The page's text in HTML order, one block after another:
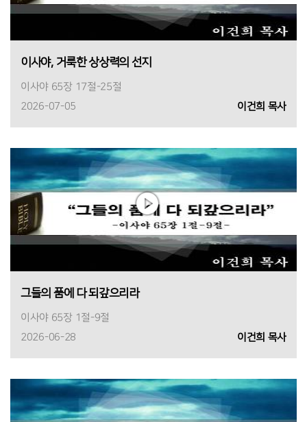
이사야, 거룩한 상상력의 선지
이사야 65장 17절-25절
2026-07-05
이건희 목사
그들의 품에 다 되갚으리라
이사야 65장 1절-9절
2026-06-28
이건희 목사